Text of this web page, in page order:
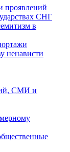
проявлений
СНГ
в
ненависти
СМИ и